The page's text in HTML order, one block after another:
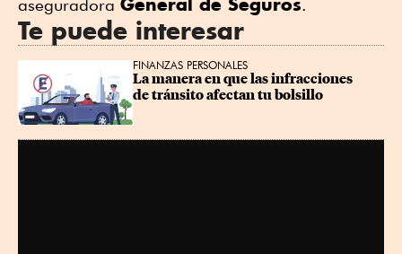
aseguradora
.
Te puede interesar
FINANZAS PERSONALES
La manera en que las infracciones
de tránsito afectan tu bolsillo